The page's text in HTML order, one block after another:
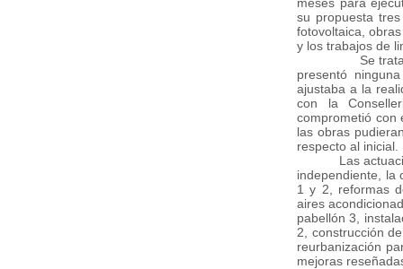
su propuesta
fotovoltaica,
y los trabajos de
Se trata de un
presentó
ajustaba a la
con la
comprometió con
las obras
respecto al inicial.
Las
independiente, la
1 y 2, reformas
aires
pabellón 3,
2, construcción
reurbanización
mejoras